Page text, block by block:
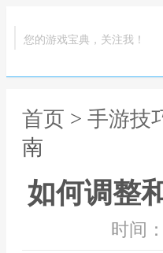
您的游戏宝典，关注我！
首页 > 手游技
南
如何调整
时间